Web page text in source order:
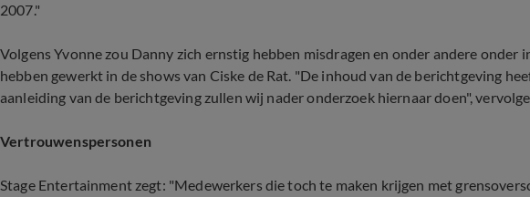
2007."
Volgens Yvonne zou Danny zich ernstig hebben misdragen en onder andere onder
hebben gewerkt in de shows van Ciske de Rat. "De inhoud van de berichtgeving
aanleiding van de berichtgeving zullen wij nader onderzoek hiernaar doen",
Vertrouwenspersonen
Stage Entertainment zegt: "Medewerkers die toch te maken krijgen met